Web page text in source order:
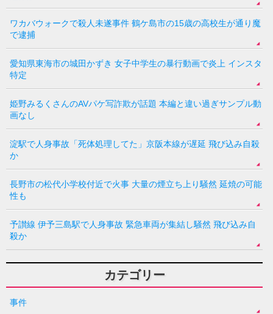
ワカバウォークで殺人未遂事件 鶴ケ島市の15歳の高校生が通り魔
で逮捕
愛知県東海市の城田かずき 女子中学生の暴行動画で炎上 インスタ
特定
姫野みるくさんのAVパケ写詐欺が話題 本編と違い過ぎサンプル動
画なし
淀駅で人身事故「死体処理してた」京阪本線が遅延 飛び込み自殺
か
長野市の松代小学校付近で火事 大量の煙立ち上り騒然 延焼の可能
性も
予讃線 伊予三島駅で人身事故 緊急車両が集結し騒然 飛び込み自
殺か
カテゴリー
事件